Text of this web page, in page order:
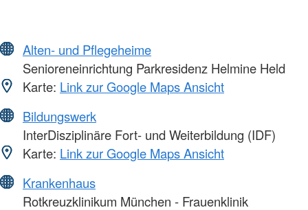
Alten- und Pflegeheime
Senioreneinrichtung Parkresidenz Helmine Held
Karte: Link zur Google Maps Ansicht
Bildungswerk
InterDisziplinäre Fort- und Weiterbildung (IDF)
Karte: Link zur Google Maps Ansicht
Krankenhaus
Rotkreuzklinikum München - Frauenklinik